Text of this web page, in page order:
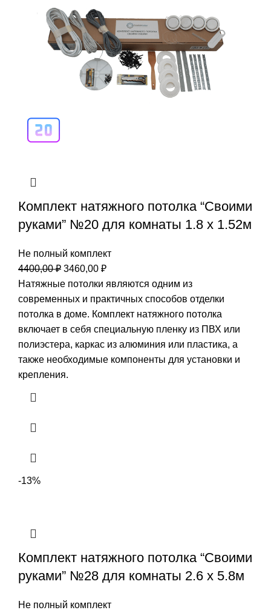
Комплект натяжного потолка “Своими
руками” №20 для комнаты 1.8 х 1.52м
Не полный комплект
4400,00₽ Первоначальная
цена
составляла
4400,00 ₽.
3460,00 ₽Текущая
цена:
3460,00 ₽.
Натяжные потолки являются одним из
современных и практичных способов отделки
потолка в доме. Комплект натяжного потолка
включает в себя специальную пленку из ПВХ или
полиэстера, каркас из алюминия или пластика, а
также необходимые компоненты для установки и
крепления.
-13%
Комплект натяжного потолка “Своими
руками” №28 для комнаты 2.6 х 5.8м
Не полный комплект